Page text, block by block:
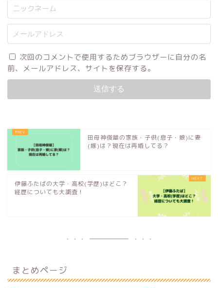
次回のコメントで使用するためブラウザーに自分の名
前、メールアドレス、サイトを保存する。
田母神俊雄の家族・子供(息子・娘)に妻
(嫁)は？現在は再婚してる？
伊藤ふたばの大学・高校(学歴)はどこ？
経歴についても大調査！
まとめページ